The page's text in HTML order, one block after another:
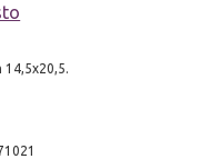
14,5x20,5.